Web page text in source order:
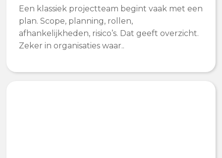
Een klassiek projectteam begint vaak met een
plan. Scope, planning, rollen,
afhankelijkheden, risico’s. Dat geeft overzicht.
Zeker in organisaties waar..